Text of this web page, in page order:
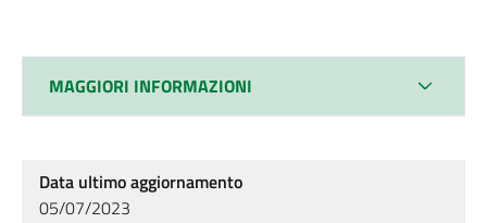
MAGGIORI INFORMAZIONI
Data ultimo aggiornamento
05/07/2023